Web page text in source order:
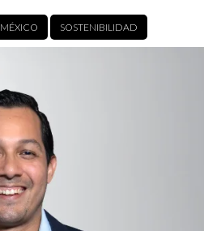
MÉXICO SOSTENIBILIDAD